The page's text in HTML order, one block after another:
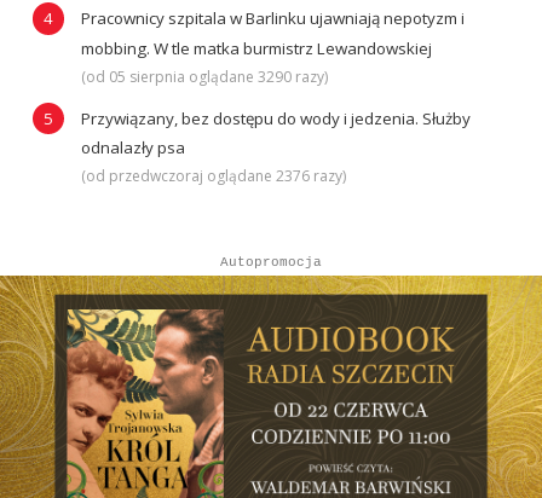
Pracownicy szpitala w Barlinku ujawniają nepotyzm i
mobbing. W tle matka burmistrz Lewandowskiej
(od 05 sierpnia oglądane 3290 razy)
Przywiązany, bez dostępu do wody i jedzenia. Służby
odnalazły psa
(od przedwczoraj oglądane 2376 razy)
Autopromocja